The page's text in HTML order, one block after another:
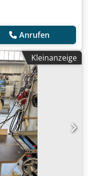
Anrufen
Kleinanzeige